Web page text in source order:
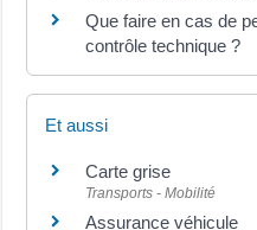
Que faire en cas de
contrôle technique ?
Et aussi
Carte grise
Transports - Mobilité
Assurance véhicule